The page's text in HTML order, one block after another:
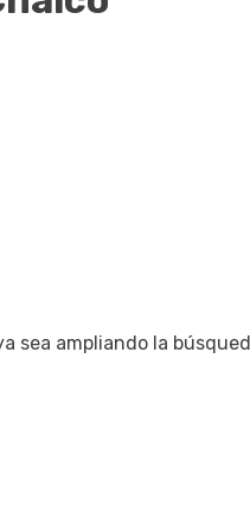
sea ampliando la